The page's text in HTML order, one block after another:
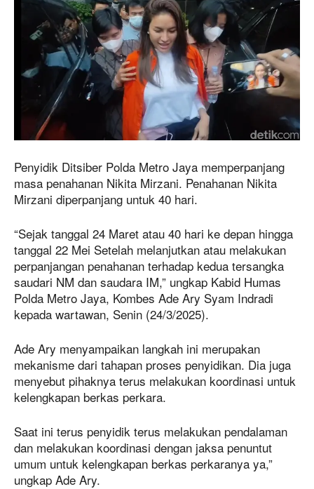
Penyidik Ditsiber Polda Metro Jaya memperpanjang
masa penahanan Nikita Mirzani. Penahanan Nikita
Mirzani diperpanjang untuk 40 hari.
“Sejak tanggal 24 Maret atau 40 hari ke depan hingga
tanggal 22 Mei Setelah melanjutkan atau melakukan
perpanjangan penahanan terhadap kedua tersangka
saudari NM dan saudara IM,” ungkap Kabid Humas
Polda Metro Jaya, Kombes Ade Ary Syam Indradi
kepada wartawan, Senin (24/3/2025).
Ade Ary menyampaikan langkah ini merupakan
mekanisme dari tahapan proses penyidikan. Dia juga
menyebut pihaknya terus melakukan koordinasi untuk
kelengkapan berkas perkara.
Saat ini terus penyidik terus melakukan pendalaman
dan melakukan koordinasi dengan jaksa penuntut
umum untuk kelengkapan berkas perkaranya ya,”
ungkap Ade Ary.